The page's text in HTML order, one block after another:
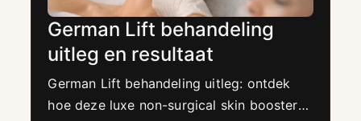
German Lift behandeling
uitleg en resultaat
German Lift behandeling uitleg: ontdek
hoe deze luxe non-surgical skin booster